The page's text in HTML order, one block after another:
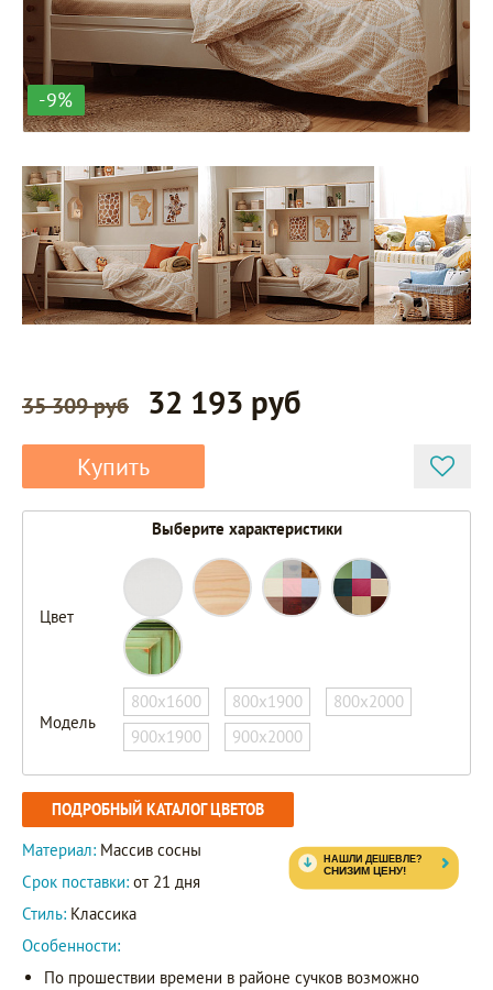
-9%
35 309 руб 32 193 руб
Купить
Выберите характеристики
Цвет
Модель
800х1600 800х1900
800х2000
900х1900
900х2000
ПОДРОБНЫЙ КАТАЛОГ ЦВЕТОВ
Материал: Массив сосны
Срок поставки: от 21 дня
Стиль: Классика
Особенности:
По прошествии времени в районе сучков возможно